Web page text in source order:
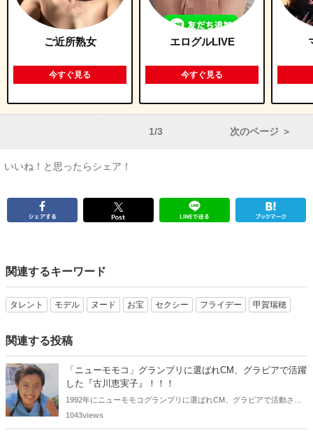
ご近所熟女
今すぐ見る
エログルLIVE
今すぐ見る
1/3 次のページ ＞
いいね！と思ったらシェア！
関連するキーワード
タレント モデル ヌード お宝 セクシー フライデー 甲賀瑞穂
関連する投稿
「ニューモモコ」グランプリに選ばれCM、グラビアで活躍
した『古川恵実子』！！！
1992年にニューモモコグランプリに選ばれCM、グラビアで活動され
ていた古川恵実子さん。2010年3月頃まではラジオDJを担当されてい
1043views